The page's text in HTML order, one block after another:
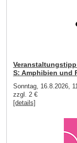
S: Amphibien und
Sonntag, 16.8.2026,
zzgl. 2 €
[details]